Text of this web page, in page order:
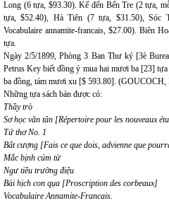
Long (6 tựa, $93.30). Kế đến Bến Tre (2 tựa,
tựa, $52.40), Hà Tiên (7 tựa, $31.50),
Vocabulaire annamite-francais, $27.00). Biên
tựa.
Ngày 2/5/1899, Phòng 3 Ban Thư ký [3è
Petrus Key biết đồng ý mua hai mươi ba [23]
ba đồng, tám mươi xu [$ 593.80].
Những tựa sách bán được có:
Thầy trò
Sơ học văn tân [Répertoire pour les nouveaux
Tứ thơ No. 1
Bất cượng [Fais ce que dois, advienne que
Mắc bịnh cúm từ
Ngư tiều trường điệu
Bài hịch con qụa [Proscription des corbeaux]
Vocabulaire Annamite-Francais.